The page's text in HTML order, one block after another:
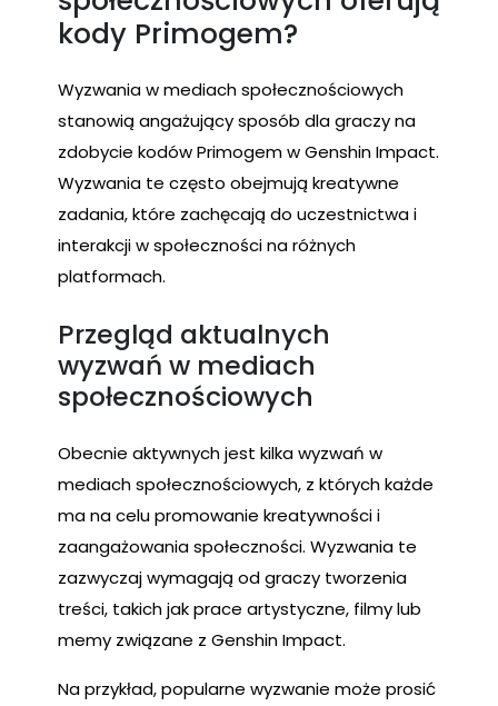
kody Primogem?
Wyzwania w mediach społecznościowych
stanowią angażujący sposób dla graczy na
zdobycie kodów Primogem w Genshin Impact.
Wyzwania te często obejmują kreatywne
zadania, które zachęcają do uczestnictwa i
interakcji w społeczności na różnych
platformach.
Przegląd aktualnych
wyzwań w mediach
społecznościowych
Obecnie aktywnych jest kilka wyzwań w
mediach społecznościowych, z których każde
ma na celu promowanie kreatywności i
zaangażowania społeczności. Wyzwania te
zazwyczaj wymagają od graczy tworzenia
treści, takich jak prace artystyczne, filmy lub
memy związane z Genshin Impact.
Na przykład, popularne wyzwanie może prosić